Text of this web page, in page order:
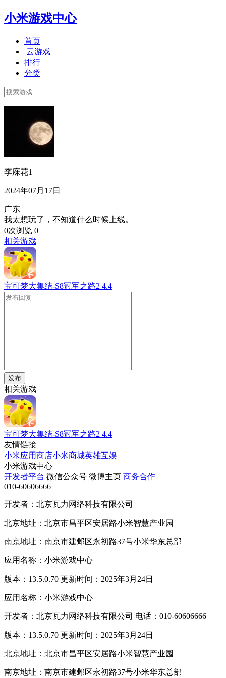
小米游戏中心
首页
云游戏
排行
分类
李庥花1
2024年07月17日
广东
我太想玩了，不知道什么时候上线。
0次浏览 0
相关游戏
宝可梦大集结-S8冠军之路2 4.4
发布
相关游戏
宝可梦大集结-S8冠军之路2 4.4
友情链接
小米应用商店小米商城英雄互娱
小米游戏中心
开发者平台 微信公众号 微博主页 商务合作
010-60606666
开发者：北京瓦力网络科技有限公司
北京地址：北京市昌平区安居路小米智慧产业园
南京地址：南京市建邺区永初路37号小米华东总部
应用名称：小米游戏中心
版本：13.5.0.70 更新时间：2025年3月24日
应用名称：小米游戏中心
开发者：北京瓦力网络科技有限公司 电话：010-60606666
版本：13.5.0.70 更新时间：2025年3月24日
北京地址：北京市昌平区安居路小米智慧产业园
南京地址：南京市建邺区永初路37号小米华东总部